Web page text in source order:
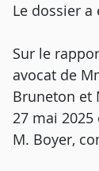
Le dossier
Sur le
avocat de
Bruneton et
27 mai
M. Boyer,